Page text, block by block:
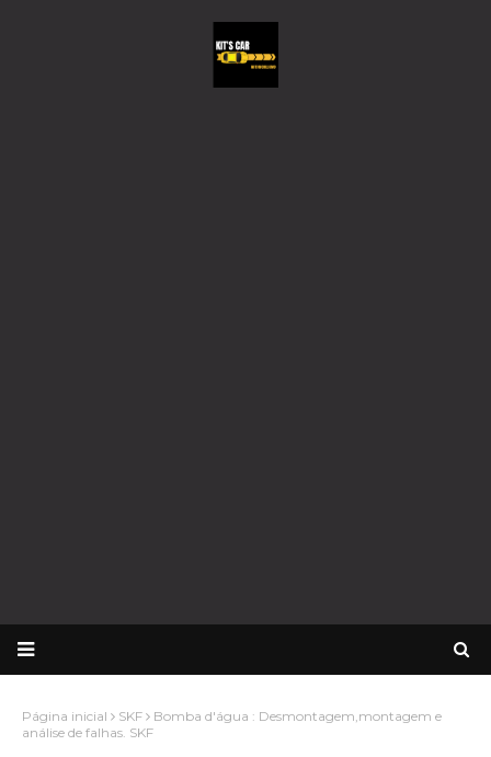
Página inicial SKF
Bomba d'água : Desmontagem,montagem e
análise de falhas. SKF